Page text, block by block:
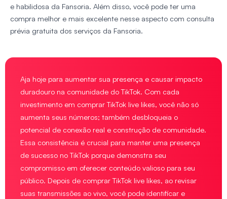
e habilidosa da Fansoria. Além disso, você pode ter uma
compra melhor e mais excelente nesse aspecto com consulta
prévia gratuita dos serviços da Fansoria.
Aja hoje para aumentar sua presença e causar impacto
duradouro na comunidade do TikTok. Com cada
investimento em comprar TikTok live likes, você não só
aumenta seus números; também desbloqueia o
potencial de conexão real e construção de comunidade.
Essa consistência é crucial para manter uma presença
de sucesso no TikTok porque demonstra seu
compromisso em oferecer conteúdo valioso para seu
público. Depois de comprar TikTok live likes, ao revisar
suas transmissões ao vivo, você pode identificar e